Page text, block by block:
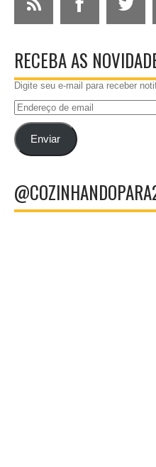
RECEBA AS
Digite seu e-mail para receber
Endereço
emailEnviar